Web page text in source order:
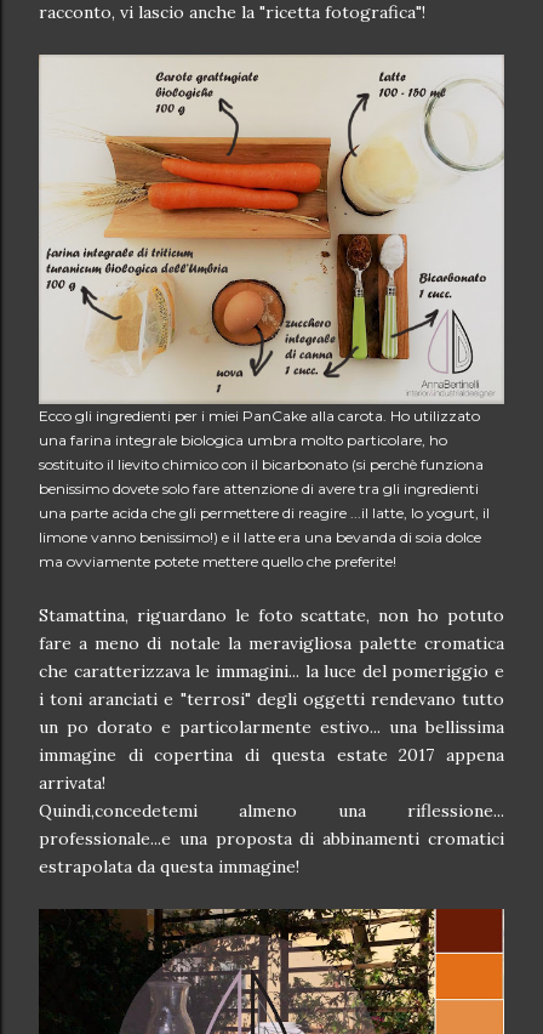
racconto, vi lascio anche la "ricetta fotografica"!
Ecco gli ingredienti per i miei PanCake alla carota. Ho utilizzato
una farina integrale biologica umbra molto particolare, ho
sostituito il lievito chimico con il bicarbonato (si perchè funziona
benissimo dovete solo fare attenzione di avere tra gli ingredienti
una parte acida che gli permettere di reagire ...il latte, lo yogurt, il
limone vanno benissimo!) e il latte era una bevanda di soia dolce
ma ovviamente potete mettere quello che preferite!
Stamattina, riguardano le foto scattate, non ho potuto
fare a meno di notale la meravigliosa palette cromatica
che caratterizzava le immagini... la luce del pomeriggio e
i toni aranciati e "terrosi" degli oggetti rendevano tutto
un po dorato e particolarmente estivo... una bellissima
immagine di copertina di questa estate 2017 appena
arrivata!
Quindi,concedetemi almeno una riflessione...
professionale...e una proposta di abbinamenti cromatici
estrapolata da questa immagine!